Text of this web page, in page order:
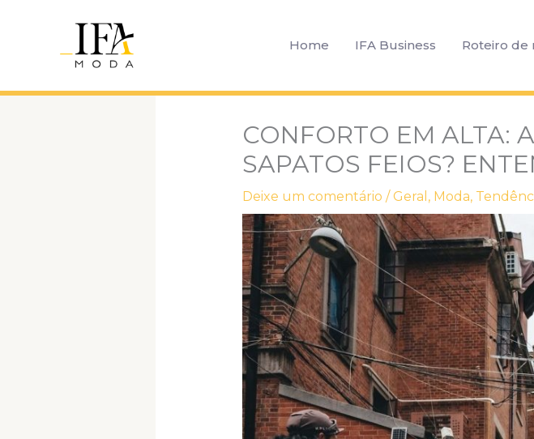
Home IFA Business Roteiro de
CONFORTO EM ALTA:
SAPATOS FEIOS?
Deixe um comentário / Geral , Moda,